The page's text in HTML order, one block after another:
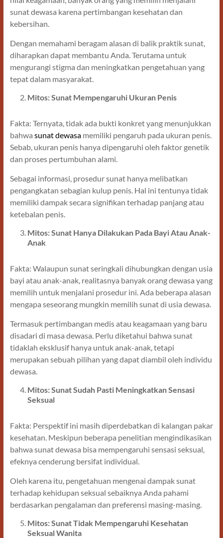
sunat dewasa karena pertimbangan kesehatan dan
kebersihan.
Dengan memahami beragam alasan di balik praktik sunat,
diharapkan dapat membantu Anda. Terutama untuk
mengurangi stigma dan meningkatkan pengetahuan yang
tepat dalam masyarakat.
Mitos: Sunat Mempengaruhi Ukuran Penis
Fakta: Ternyata, tidak ada bukti konkret yang menunjukkan
bahwa sunat dewasa memiliki pengaruh pada ukuran penis.
Sebab, ukuran penis hanya dipengaruhi oleh faktor genetik
dan proses pertumbuhan alami.
Sebagai informasi, prosedur sunat hanya melibatkan
pengangkatan sebagian kulup penis. Hal ini tentunya tidak
memiliki dampak secara signifikan terhadap panjang atau
ketebalan penis.
Mitos: Sunat Hanya Dilakukan Pada Bayi Atau Anak-
Anak
Fakta: Walaupun sunat seringkali dihubungkan dengan usia
bayi atau anak-anak, realitasnya banyak orang dewasa yang
memilih untuk menjalani prosedur ini. Ada beberapa alasan
mengapa seseorang mungkin memilih sunat di usia dewasa.
Termasuk pertimbangan medis atau keagamaan yang baru
disadari di masa dewasa. Perlu diketahui bahwa sunat
tidaklah eksklusif hanya untuk anak-anak, tetapi
merupakan sebuah pilihan yang dapat diambil oleh individu
dewasa.
Mitos: Sunat Sudah Pasti Meningkatkan Sensasi
Seksual
Fakta: Perspektif ini masih diperdebatkan di kalangan pakar
kesehatan. Meskipun beberapa penelitian mengindikasikan
bahwa sunat dewasa bisa mempengaruhi sensasi seksual,
efeknya cenderung bersifat individual.
Oleh karena itu, pengetahuan mengenai dampak sunat
terhadap kehidupan seksual sebaiknya Anda pahami
berdasarkan pengalaman dan preferensi masing-masing.
Mitos: Sunat Tidak Mempengaruhi Kesehatan
Seksual Wanita